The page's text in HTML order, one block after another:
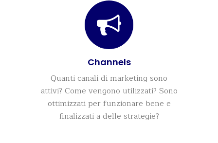
Channels
Quanti canali di marketing sono
attivi? Come vengono utilizzati? Sono
ottimizzati per funzionare bene e
finalizzati a delle strategie?